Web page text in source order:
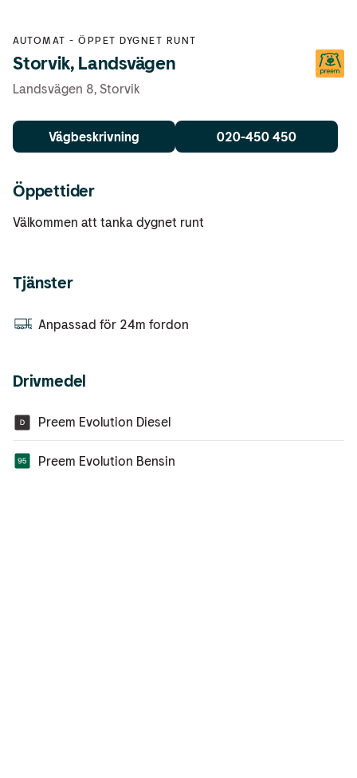
AUTOMAT -ÖPPET DYGNET RUNT
Storvik, Landsvägen
Landsvägen 8, Storvik
Vägbeskrivning 020-450 450
Öppettider
Välkommen att tanka dygnet runt
Tjänster
Anpassad för 24m fordon
Drivmedel
Preem Evolution Diesel
Preem Evolution Bensin